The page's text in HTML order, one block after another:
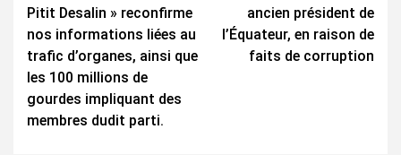
Pitit Desalin » reconfirme
nos informations liées au
trafic d’organes, ainsi que
les 100 millions de
gourdes impliquant des
membres dudit parti.
ancien président de
l’Équateur, en raison de
faits de corruption